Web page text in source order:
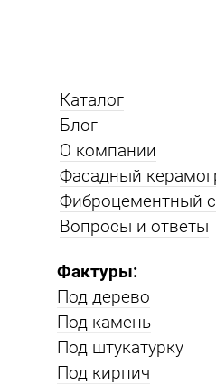
Фактуры:
Под дерево
Под камень
Под штукатурку
Под кирпич
Каталог
Блог
О компании
Фасадный
Фиброцементный
Вопросы и ответы